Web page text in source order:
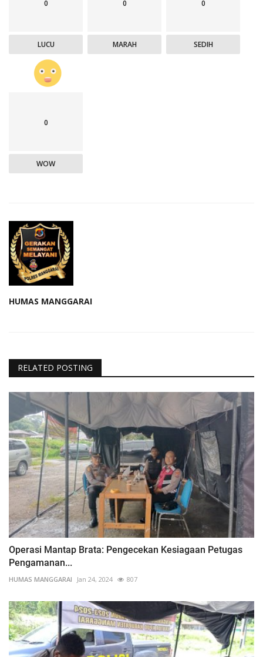
0
LUCU
0
MARAH
0
SEDIH
0
WOW
HUMAS MANGGARAI
RELATED POSTING
Operasi Mantap Brata: Pengecekan Kesiagaan Petugas
Pengamanan...
HUMAS MANGGARAI Jan 24, 2024 807